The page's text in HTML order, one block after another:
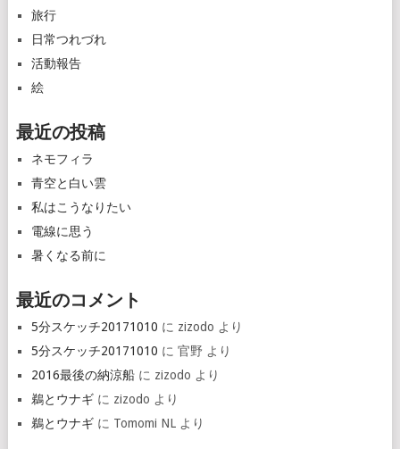
旅行
日常つれづれ
活動報告
絵
最近の投稿
ネモフィラ
青空と白い雲
私はこうなりたい
電線に思う
暑くなる前に
最近のコメント
5分スケッチ20171010 に zizodo より
5分スケッチ20171010 に 官野 より
2016最後の納涼船に zizodo より
鵜とウナギに zizodo より
鵜とウナギに Tomomi NLより